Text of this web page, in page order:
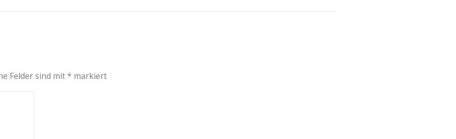
Felder sind mit* markiert